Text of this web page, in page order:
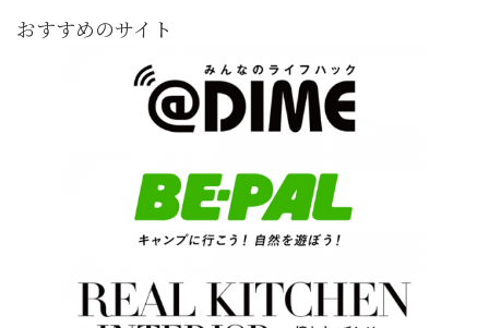
おすすめのサイト